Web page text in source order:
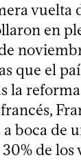
vuelta
en
que el
la
boca de
de los